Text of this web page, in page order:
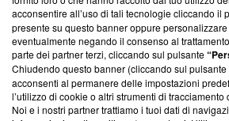
parte; Trust Project non ha ancora
conformità agli standard.
Su di noi
Team editoriale
Corporate
acconsentire all’uso di tali tecnologie cliccando il
presente su questo banner oppure
eventualmente negando il consenso al
parte dei partner terzi, cliccando sul pulsante
Chiudendo questo banner (cliccando sul pulsante
acconsenti al permanere delle impostazioni
l’utilizzo di cookie o altri strumenti di tracciamento
Noi e i nostri partner trattiamo i tuoi dati di